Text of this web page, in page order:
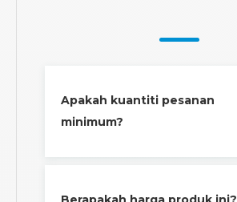
Apakah kuantiti pesanan
minimum?